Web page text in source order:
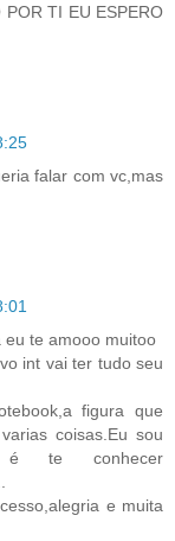
POR TI EU ESPERO
falar com vc,mas
eu te amooo muitoo
int vai ter tudo seu
figura que
coisas.Eu sou
te conhecer
e muita